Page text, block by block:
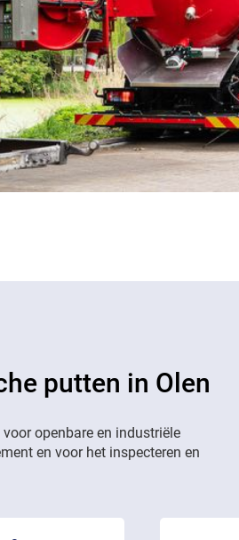
putten in Olen
openbare en industriële
en voor het inspecteren en